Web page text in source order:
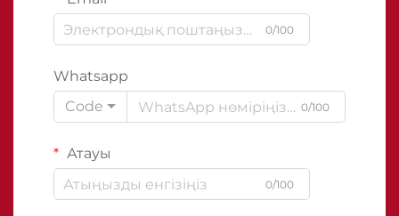
0/100
Whatsapp
Code
0/100
Атауы
0/100